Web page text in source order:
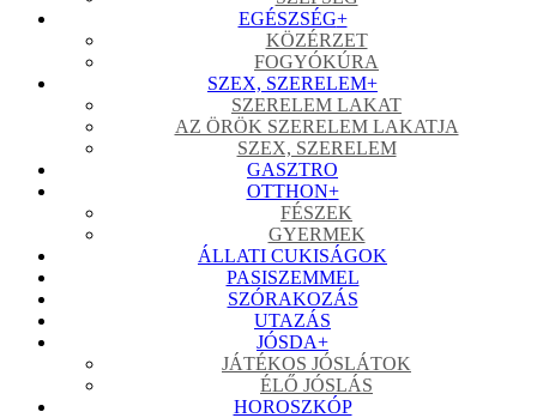
EGÉSZSÉG+
KÖZÉRZET
FOGYÓKÚRA
SZEX, SZERELEM+
SZERELEM LAKAT
AZ ÖRÖK SZERELEM LAKATJA
SZEX, SZERELEM
GASZTRO
OTTHON+
FÉSZEK
GYERMEK
ÁLLATI CUKISÁGOK
PASISZEMMEL
SZÓRAKOZÁS
UTAZÁS
JÓSDA+
JÁTÉKOS JÓSLÁTOK
ÉLŐ JÓSLÁS
HOROSZKÓP